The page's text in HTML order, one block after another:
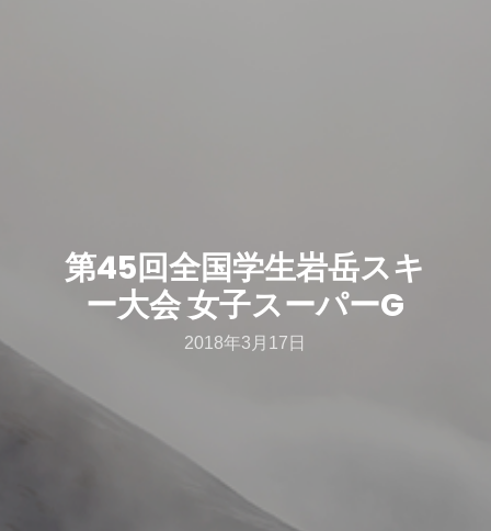
第45回全国学生岩岳スキ
ー大会 女子スーパーG
2018年3月17日